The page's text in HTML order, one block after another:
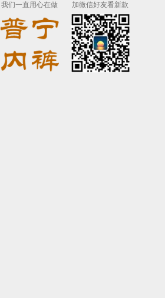
我们一直用心在做 加微信好友看新款